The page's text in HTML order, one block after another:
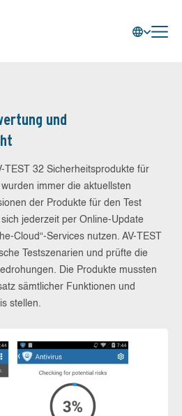
und
TEST 32 Sicherheitsprodukte für
immer die aktuellsten
der Produkte für den Test
jederzeit per Online-Update
Cloud“-Services nutzen. AV-TEST
Testszenarien und prüfte die
Die Produkte mussten
sämtlicher Funktionen und
stellen.